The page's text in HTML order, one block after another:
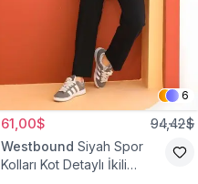
6
61,00$ 94,42$
Westbound Siyah Spor
Kolları Kot Detaylı İkili